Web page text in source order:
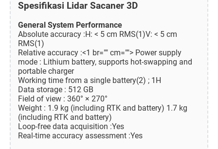
Spesifikasi Lidar Sacaner 3D
General System Performance
Absolute accuracy :H: < 5 cm RMS(1)V: < 5 cm
RMS(1)
Relative accuracy :<1 br="" cm=""> Power supply
mode : Lithium battery, supports hot-swapping and
portable charger
Working time from a single battery(2) ; 1H
Data storage : 512 GB
Field of view : 360° × 270°
Weight : 1.9 kg (including RTK and battery) 1.7 kg
(including RTK and battery)
Loop-free data acquisition :Yes
Real-time accuracy assessment :Yes